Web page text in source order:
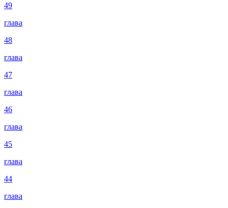
49
глава
48
глава
47
глава
46
глава
45
глава
44
глава